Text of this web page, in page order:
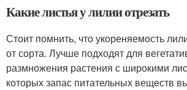
Какие листья у лилии отрезать
Стоит помнить, что укореняемость
от сорта. Лучше подходят для
размножения растения с широкими
которых запас питательных веществ